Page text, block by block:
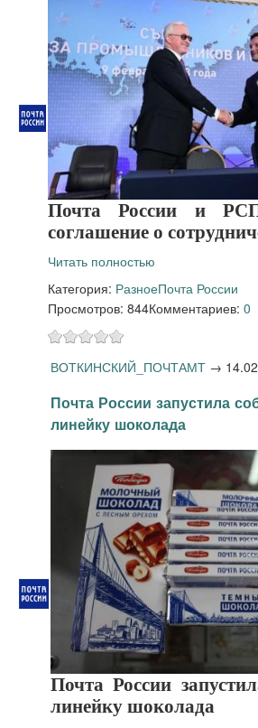
Почта России и
соглашение о
Читать полностью
Категория: РазноеПочта России
Просмотров: 844Комментариев: 0
ВОТКИНСКИЙ_ПОЧТАМТ →
Почта России запустила
линейку шоколада
Почта России
линейку шоколада